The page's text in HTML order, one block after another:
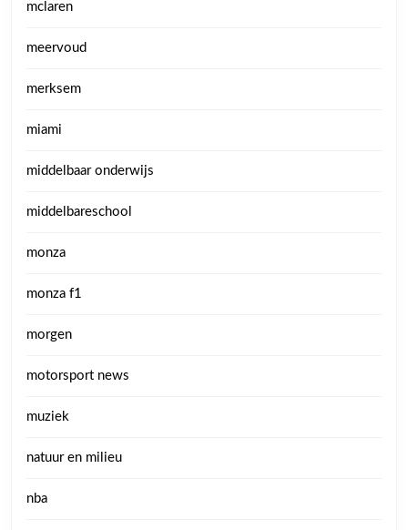
mclaren
meervoud
merksem
miami
middelbaar onderwijs
middelbareschool
monza
monza f1
morgen
motorsport news
muziek
natuur en milieu
nba